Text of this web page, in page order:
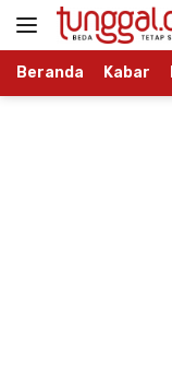
Langsung
Beranda Kabar